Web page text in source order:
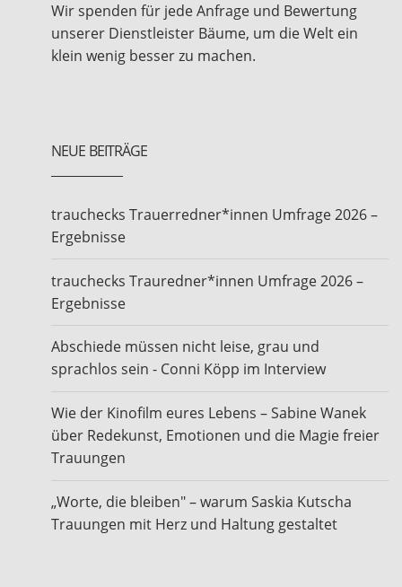
Wir spenden für jede Anfrage und Bewertung
unserer Dienstleister Bäume, um die Welt ein
klein wenig besser zu machen.
NEUE BEITRÄGE
trauchecks Trauerredner*innen Umfrage 2026 –
Ergebnisse
trauchecks Trauredner*innen Umfrage 2026 –
Ergebnisse
Abschiede müssen nicht leise, grau und
sprachlos sein - Conni Köpp im Interview
Wie der Kinofilm eures Lebens – Sabine Wanek
über Redekunst, Emotionen und die Magie freier
Trauungen
„Worte, die bleiben" – warum Saskia Kutscha
Trauungen mit Herz und Haltung gestaltet